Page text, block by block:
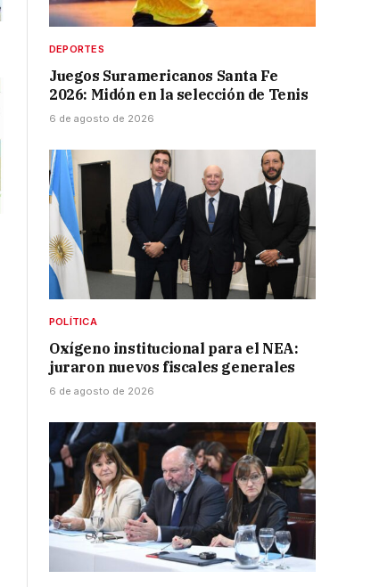
DEPORTES
Juegos Suramericanos Santa Fe
2026: Midón en la selección de Tenis
6 de agosto de 2026
POLÍTICA
Oxígeno institucional para el NEA:
juraron nuevos fiscales generales
6 de agosto de 2026